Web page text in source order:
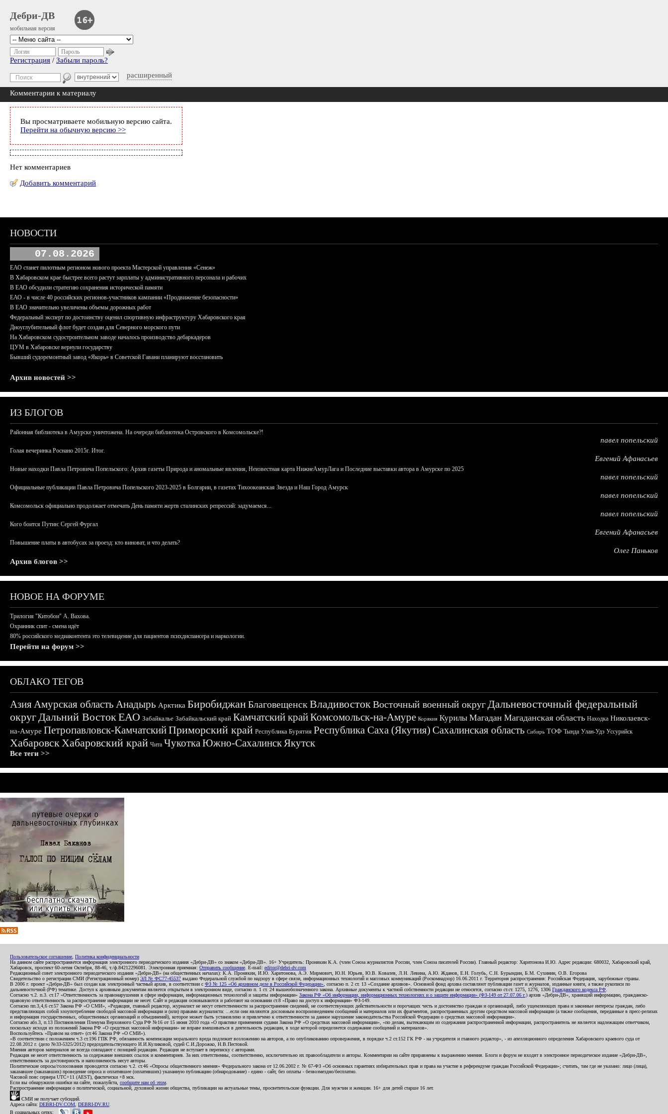
Дебри-ДВ
мобильная версия
расширенный
Логин Пароль
Регистрация / Забыли пароль?
Комментарии к материалу
Вы просматриваете мобильную версию сайта.
Перейти на обычную версию >>
Нет комментариев
Добавить комментарий
НОВОСТИ
07.08.2026
ЕАО станет пилотным регионом нового проекта Мастерской управления «Сенеж»
В Хабаровском крае быстрее всего растут зарплаты у административного персонала и рабочих
В ЕАО обсудили стратегию сохранения исторической памяти
ЕАО - в числе 40 российских регионов-участников кампании «Продвижение безопасности»
В ЕАО значительно увеличены объемы дорожных работ
Федеральный эксперт по достоинству оценил спортивную инфраструктуру Хабаровского края
Дноуглубительный флот будет создан для Северного морского пути
На Хабаровском судостроительном заводе началось производство дебаркадеров
ЦУМ в Хабаровске вернули государству
Бывший судоремонтный завод «Якорь» в Советской Гавани планируют восстановить
Архив новостей >>
ИЗ БЛОГОВ
Районная библиотека в Амурске уничтожена. На очереди библиотека Островского в Комсомольске?!
павел попельский
Голая вечеринка Роснано 2015г. Итог.
Евгений Афанасьев
Новые находки Павла Петровича Попельского: Архив газеты Природа и аномальные явления, Неизвестная карта НижнеАмурЛага и Последние выставки автора в Амурске по 2025
павел попельский
Официальные публикации Павла Петровича Попельского 2023-2025 в Болгарии, в газетах Тихоокеанская Звезда и Наш Город Амурск
павел попельский
Комсомольск официально продолжает отмечать День памяти жертв сталинских репрессий: задумаемся...
павел попельский
Кого боится Путин: Сергей Фургал
Евгений Афанасьев
Повышение платы в автобусах за проезд: кто виноват, и что делать?
Олег Паньков
Архив блогов >>
НОВОЕ НА ФОРУМЕ
Трилогия "Китобои" А. Вахова.
Охранник спит - смена идёт
80% российского медиаконтента это телевидение для пациентов психдиспансера и наркологии.
Перейти на форум >>
ОБЛАКО ТЕГОВ
АзияАмурская область Анадырь Арктика БиробиджанБлаговещенскВладивостокВосточный военный округДальневосточный федеральный
округДальний ВостокЕАО Забайкалье Забайкальский край Камчатский крайКомсомольск-на-Амуре Корякия Курилы Магадан Магаданская область Находка Николаевск-
на-Амуре Петропавловск-КамчатскийПриморский край Республика Бурятия Республика Саха (Якутия) Сахалинская область Сибирь ТОФ Тында Улан-Удэ Уссурийск
ХабаровскХабаровский край Чита ЧукоткаЮжно-СахалинскЯкутск
Все теги >>
Пользовательское соглашение Политика конфиденциальности
На данном сайте распространяется информация электронного периодического издания «Дебри-ДВ» со знаком «Дебри-ДВ». 16+ Учредитель: Пронякин К.А. (член Союза журналистов России, член Союза писателей России). Главный редактор: Харитонова И.Ю. Адрес редакции: 680032, Хабаровский край,
Хабаровск, проспект 60-летия Октября, 88-46, т./ф.84212296081. Электронная приемная: Отправить сообщение . E-mail: editor@debri-dv.com
Редакционный совет электронного периодического издания «Дебри-ДВ» (на общественных началах): К.А. Пронякин, И.Ю. Харитонова, А.Э. Мирмович, Ю.Н. Юрьев, Ю.В. Ковалев, Л.Н. Левина, А.Ю. Жданов, Е.Н. Голубь, С.Н. Бурындин, Б.М. Сухинин, О.В. Егорова
Свидетельство о регистрации СМИ (Регистрационный номер) ЭЛ № ФС77-45537 выдано Федеральной службой по надзору в сфере связи, информационных технологий и массовых коммуникаций (Роскомнадзор) 16.06.2011 г. Территория распространения: Российская Федерация, зарубежные страны.
В 2006 г. проект «Дебри-ДВ» был создан как электронный частный архив, в соответствии с ФЗ № 125 «Об архивном деле в Российской Федерации» , согласно п. 2 ст. 13 «Создание архивов». Основной фонд архива составляют публикации газет и журналов, изданные книги, а также рукописи по
дальневосточной (РФ) тематике. Доступ к архивным документам является открытым в электронном виде, согласно п. 1 ст. 24 вышеобозначенного закона. Архивные документы к частной собственности редакции не относятся, согласно ст.ст. 1275, 1276, 1306 Гражданского кодекса РФ
Согласно ч.2. п.3. ст.17 «Ответственность за правонарушения в сфере информации, информационных технологий и защиты информации» Закона РФ «Об информации, информационных технологиях и о защите информации» (ФЗ-149 от 27.07.06 г.) архив «Дебри-ДВ», хранящий информацию, гражданско-
правовую ответственность за распространение информации не несет. Сайт и редакция основываются и работают на основании ст.8 «Право на доступ к информации» ФЗ-149.
Согласно пп.3,4,6 ст.57 Закона РФ «О СМИ», «Редакция, главный редактор, журналист не несут ответственности за распространение сведений, не соответствующих действительности и порочащих честь и достоинство граждан и организаций, либо ущемляющих права и законные интересы граждан, либо
представляющих собой злоупотребление свободой массовой информации и (или) правами журналиста: ...если они являются дословным воспроизведением сообщений и материалов или их фрагментов, распространенных другим средством массовой информации (а также сообщения, переданные в пресс-релизах
и информация государственных, общественных организаций и объединений), которое может быть установлено и привлечено к ответственности за данное нарушение законодательства Российской Федерации о средствах массовой информации».
Согласно абз.3, п.13 Постановления Пленума Верховного Суда РФ №16 от 15 июня 2010 года «О практике применения судами Закона РФ «О средствах массовой информации», «по делам, вытекающим из содержания распространенной информации, распространитель не является надлежащим ответчиком,
поскольку исходя из положений Закона РФ «О средствах массовой информации» не вправе вмешиваться в деятельность редакции, в ходе которой определяется содержание сообщений и материалов».
Воспользуйтесь «Правом на ответ» (ст.46 Закона РФ «О СМИ»).
«В соответствии с положением ч.3 ст.196 ГПК РФ, обязанность компенсации морального вреда подлежит возложению на авторов, а по опубликованию опровержения, в порядке ч.2 ст.152 ГК РФ - на учредителя и главного редактор», - из апелляционного определения Хабаровского краевого суда от
22.08.2012 г. (дело №33-5325/2012) председательствующего И.И.Куликовой, судей С.И.Дорожко, Н.В.Пестовой.
Мнения авторов материалов не всегда совпадают с позицией редакции. Редакция не вступает в переписку с авторами.
Редакция не несет ответственность за содержание внешних ссылок и комментариев. За них ответственны, соответственно, исключительно их правообладатели и авторы. Комментарии на сайте приравнены к выражению мнения. Блоги и форум не входят в электронное периодическое издание «Дебри-ДВ»,
ответственность за достоверность и наполняемость несут авторы.
Политические опросы/голосования проводятся согласно ч.2. ст.46 «Опросы общественного мнения» Федерального закона от 12.06.2002 г. № 67-ФЗ «Об основных гарантиях избирательных прав и права на участие в референдуме граждан Российской Федерации»; считать, там где не указано: лицо (лица),
заказавшее (заказавших) проведение опроса и оплатившее (оплативших) указанную публикацию (обнародование) - едино - сайт, без оплаты - безвозмездно/бесплатно.
Часовой пояс сервера UTC+11 (AEST), фактически +8 мск.
Если вы обнаружили ошибки на сайте, пожалуйста, сообщите нам об этом
Распространение информации о политической, социальной, духовной жизни общества, публикации на актуальные темы, просветительские функции. Для мужчин и женщин. 16+ для детей старше 16 лет.
СМИ не получает субсидий.
Адреса сайта: DEBRI-DV.COM DEBRI-DV.RU
В социальных сетях: